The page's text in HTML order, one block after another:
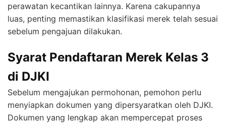
perawatan kecantikan lainnya. Karena cakupannya
luas, penting memastikan klasifikasi merek telah sesuai
sebelum pengajuan dilakukan.
Syarat Pendaftaran Merek Kelas 3
di DJKI
Sebelum mengajukan permohonan, pemohon perlu
menyiapkan dokumen yang dipersyaratkan oleh DJKI.
Dokumen yang lengkap akan mempercepat proses